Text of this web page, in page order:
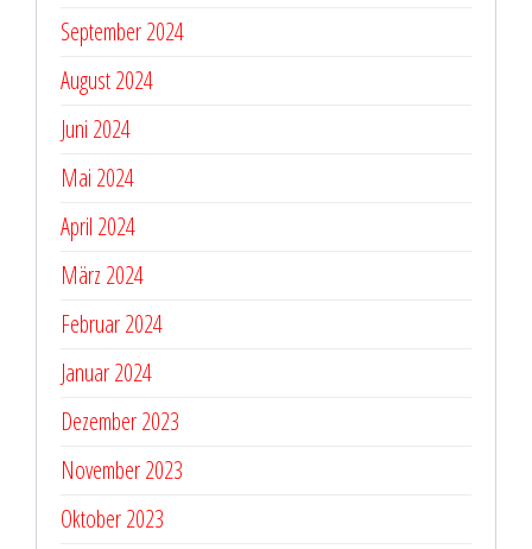
September 2024
August 2024
Juni 2024
Mai 2024
April 2024
März 2024
Februar 2024
Januar 2024
Dezember 2023
November 2023
Oktober 2023